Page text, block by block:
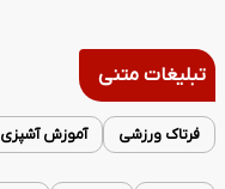
تبلیغات متنی
فرتاک ورزشی آموزش آشپزی